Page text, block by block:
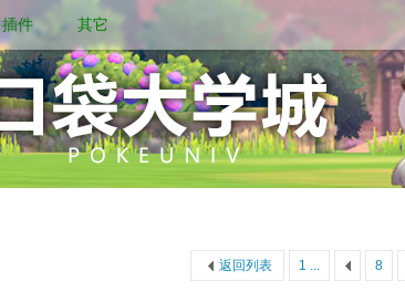
插件 其它
1 ... 8
返回列表